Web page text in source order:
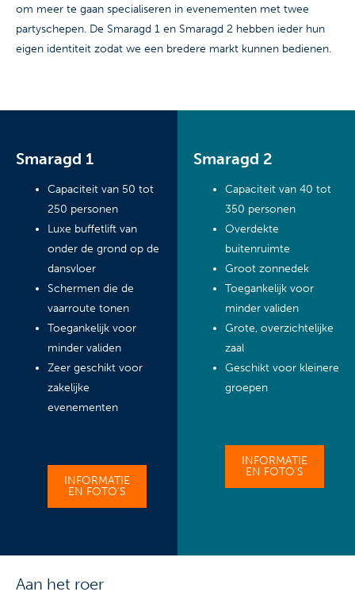
om meer te gaan specialiseren in evenementen met twee
partyschepen. De Smaragd 1 en Smaragd 2 hebben ieder hun
eigen identiteit zodat we een bredere markt kunnen bedienen.
Smaragd 1
Capaciteit van 50 tot
250 personen
Luxe buffetlift van
onder de grond op de
dansvloer
Schermen die de
vaarroute tonen
Toegankelijk voor
minder validen
Zeer geschikt voor
zakelijke
evenementen
INFORMATIE
EN FOTO'S
Smaragd 2
Capaciteit van 40 tot
350 personen
Overdekte
buitenruimte
Groot zonnedek
Toegankelijk voor
minder validen
Grote, overzichtelijke
zaal
Geschikt voor kleinere
groepen
INFORMATIE
EN FOTO'S
Aan het roer